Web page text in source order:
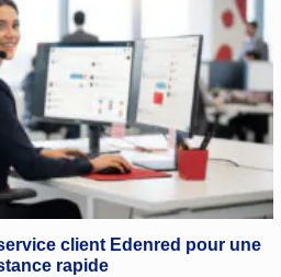
client Edenred pour une
rapide